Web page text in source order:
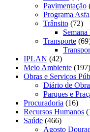
Pavimentação
Programa
Trânsito (72)
Transporte
IPLAN (42)
Meio Ambiente (197)
Obras e Serviços
Diário de
Parques e
Procuradoria (16)
Recursos Humanos
Saúde (466)
Agosto